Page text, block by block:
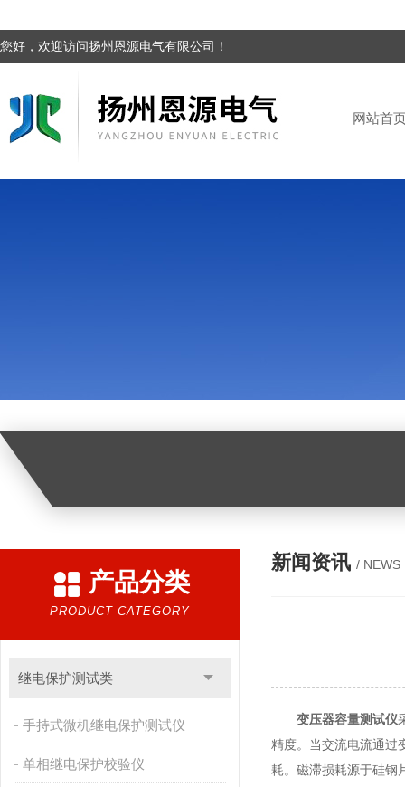
您好，欢迎访问扬州恩源电气有限公司！
网站首
产品分类
PRODUCT CATEGORY
继电保护测试类
手持式微机继电保护测试仪
单相继电保护校验仪
新闻资讯 / NEWS
变压器容量测试仪
精度。当交流电流通过
耗。磁滞损耗源于硅钢